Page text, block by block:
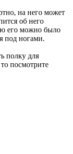
на него может
об него
его можно было
под ногами.
полку для
посмотрите